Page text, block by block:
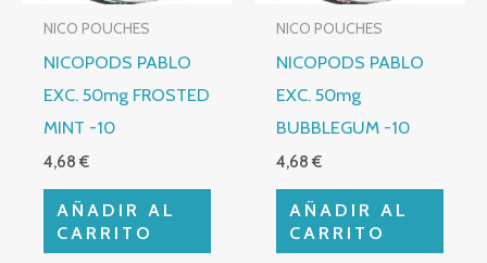
NICO POUCHES
NICOPODS PABLO
EXC. 50mg FROSTED
MINT -10
4,68€
AÑADIR AL
CARRITO
NICO POUCHES
NICOPODS PABLO
EXC. 50mg
BUBBLEGUM -10
4,68€
AÑADIR AL
CARRITO